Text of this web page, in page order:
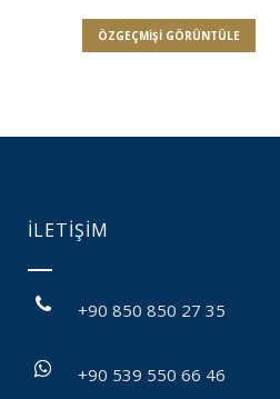
ÖZGEÇMIŞI GÖRÜNTÜLE
İLETİŞİM
+90 850 850 27 35
+90 539 550 66 46